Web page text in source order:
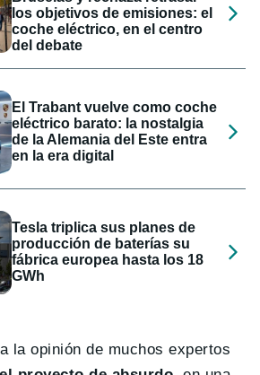
los objetivos de emisiones: el
coche eléctrico, en el centro
del debate
El Trabant vuelve como coche
eléctrico barato: la nostalgia
de la Alemania del Este entra
en la era digital
Tesla triplica sus planes de
producción de baterías su
fábrica europea hasta los 18
GWh
la opinión de muchos expertos